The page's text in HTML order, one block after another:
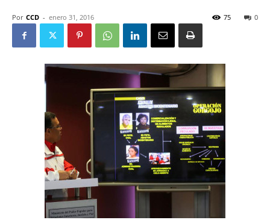
Por CCD - enero 31, 2016 0
75